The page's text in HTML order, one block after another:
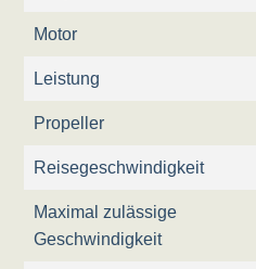
Motor
Leistung
Propeller
Reisegeschwindigkeit
Maximal zulässige
Geschwindigkeit